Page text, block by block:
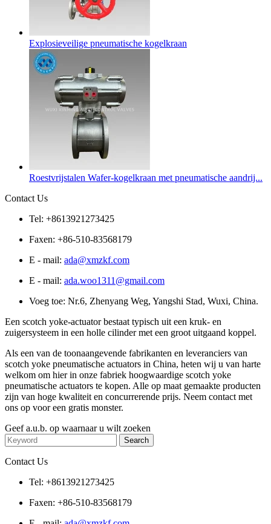
Explosieveilige pneumatische kogelkraan
Roestvrijstalen Wafer-kogelkraan met pneumatische aandrij...
Contact Us
Tel: +8613921273425
Faxen: +86-510-83568179
E - mail: ada@xmzkf.com
E - mail: ada.woo1311@gmail.com
Voeg toe: Nr.6, Zhenyang Weg, Yangshi Stad, Wuxi, China.
Een scotch yoke-actuator bestaat typisch uit een kruk- en
zuigersysteem in een holle cilinder met een groot uitgaand koppel.
Als een van de toonaangevende fabrikanten en leveranciers van
scotch yoke pneumatische actuators in China, heten wij u van harte
welkom om hier in onze fabriek hoogwaardige scotch yoke
pneumatische actuators te kopen. Alle op maat gemaakte producten
zijn van hoge kwaliteit en concurrerende prijs. Neem contact met
ons op voor een gratis monster.
Geef a.u.b. op waarnaar u wilt zoeken
Contact Us
Tel: +8613921273425
Faxen: +86-510-83568179